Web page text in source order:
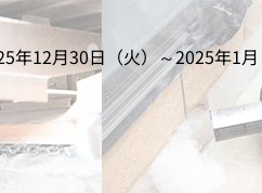
年12月30日（火）～2025年1月